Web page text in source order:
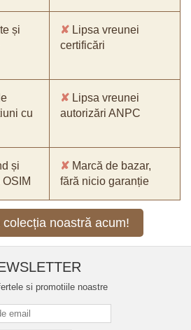
și
✘ Lipsa vreunei
certificări
cu
✘ Lipsa vreunei
autorizări ANPC
și
✘ Marcă de bazar,
fără nicio garanție
colecția noastră acum!
si promotiile noastre